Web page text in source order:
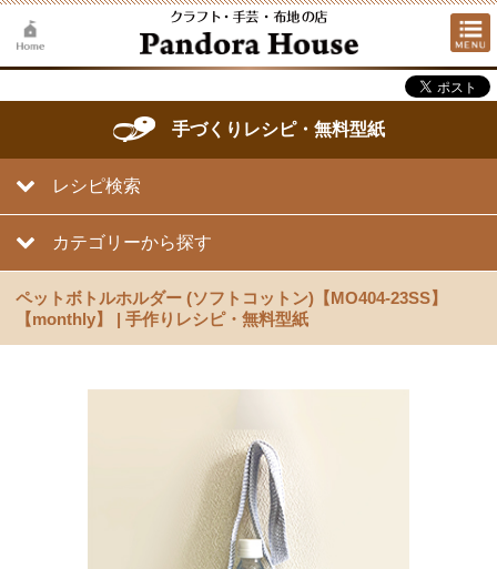
手づくりレシピ・無料型紙
レシピ検索
カテゴリーから探す
ペットボトルホルダー (ソフトコットン)【MO404-23SS】
【monthly】 | 手作りレシピ・無料型紙